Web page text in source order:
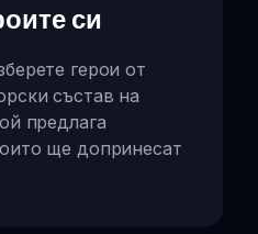
си
герои от
състав на
предлага
ще допринесат